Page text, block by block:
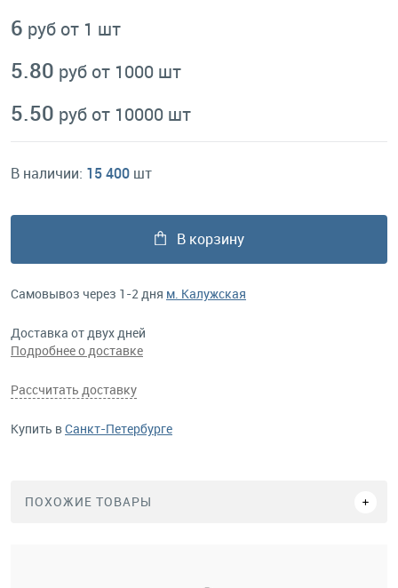
6 руб от 1 шт
5.80 руб от 1000 шт
5.50 руб от 10000 шт
В наличии: 15 400 шт
В корзину
Самовывоз через 1-2 дня м. Калужская
Доставка от двух дней
Подробнее о доставке
Рассчитать доставку
Купить вСанкт-Петербурге
ПОХОЖИЕ ТОВАРЫ